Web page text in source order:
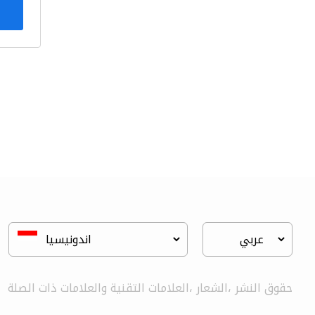
حقوق النشر ،الشعار ،العلامات التقنية والعلامات ذات الصلة